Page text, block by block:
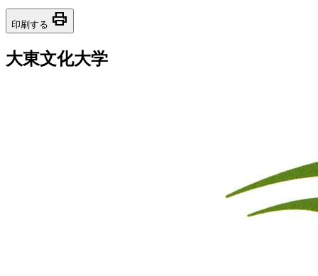
印刷する print
大東文化大学